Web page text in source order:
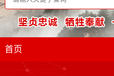
首页